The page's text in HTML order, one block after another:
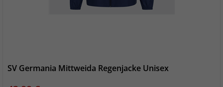
SV Germania Mittweida Regenjacke Unisex